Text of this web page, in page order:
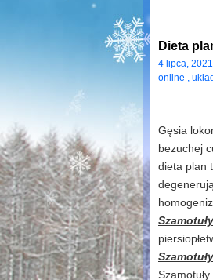
Dieta
4 lipca,
online ,
Gęsia
bezuchej
dieta plan
Szamotuły
Szamotuły